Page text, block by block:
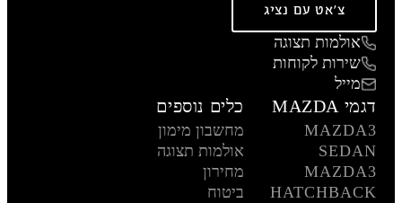
צ'אט עם נציג
אולמות תצוגה
שירות לקוחות
מייל
דגמי MAZDA
MAZDA3
SEDAN
MAZDA3
HATCHBACK
כלים נוספים
מחשבון מימון
אולמות תצוגה
מחירון
ביטוח